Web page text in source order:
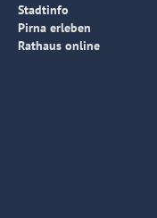
Stadtinfo
Pirna erleben
Rathaus online